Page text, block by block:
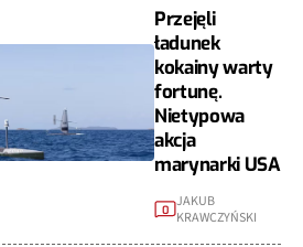
Przejęli
ładunek
kokainy warty
fortunę.
Nietypowa
akcja
marynarki USA
0 JAKUB
KRAWCZYŃSKI